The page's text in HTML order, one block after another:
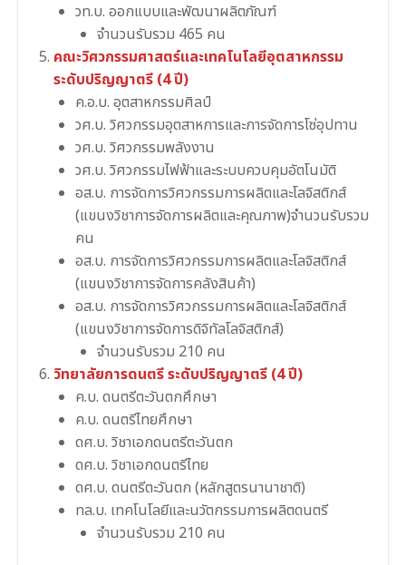
วท.บ. ออกแบบและพัฒนาผลิตภัณฑ์
จำนวนรับรวม 465 คน
คณะวิศวกรรมศาสตร์และเทคโนโลยีอุตสาหกรรม
ระดับปริญญาตรี (4 ปี)
ค.อ.บ. อุตสาหกรรมศิลป์
วศ.บ. วิศวกรรมอุตสาหการและการจัดการโซ่อุปทาน
วศ.บ. วิศวกรรมพลังงาน
วศ.บ. วิศวกรรมไฟฟ้าและระบบควบคุมอัตโนมัติ
อส.บ. การจัดการวิศวกรรมการผลิตและโลจิสติกส์
(แขนงวิชาการจัดการผลิตและคุณภาพ)จำนวนรับรวม
คน
อส.บ. การจัดการวิศวกรรมการผลิตและโลจิสติกส์
(แขนงวิชาการจัดการคลังสินค้า)
อส.บ. การจัดการวิศวกรรมการผลิตและโลจิสติกส์
(แขนงวิชาการจัดการดิจิทัลโลจิสติกส์)
จำนวนรับรวม 210 คน
วิทยาลัยการดนตรี ระดับปริญญาตรี (4 ปี)
ค.บ. ดนตรีตะวันตกศึกษา
ค.บ. ดนตรีไทยศึกษา
ดศ.บ. วิชาเอกดนตรีตะวันตก
ดศ.บ. วิชาเอกดนตรีไทย
ดศ.บ. ดนตรีตะวันตก (หลักสูตรนานาชาติ)
ทล.บ. เทคโนโลยีและนวัตกรรมการผลิตดนตรี
จำนวนรับรวม 210 คน